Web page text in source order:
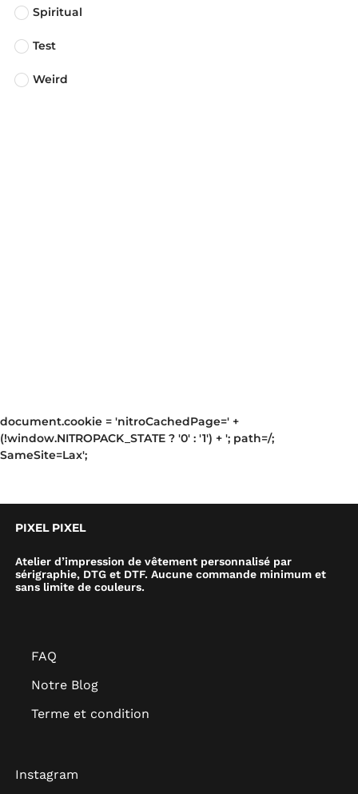
Spiritual
Test
Weird
document.cookie = 'nitroCachedPage=' +
(!window.NITROPACK_STATE ? '0' : '1') + '; path=/;
SameSite=Lax';
PIXEL PIXEL
Atelier d’impression de vêtement personnalisé par
sérigraphie, DTG et DTF. Aucune commande minimum et
sans limite de couleurs.
FAQ
Notre Blog
Terme et condition
Instagram